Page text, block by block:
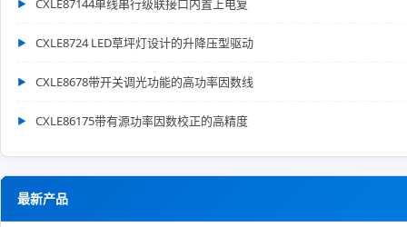
CXLE87144单线串行级联接口内置上电复
CXLE8724 LED草坪灯设计的升降压型驱动
CXLE8678带开关调光功能的高功率因数线
CXLE86175带有源功率因数校正的高精度
最新产品